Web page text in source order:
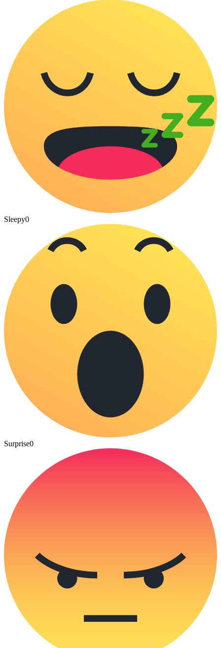
Sleepy0
Surprise0